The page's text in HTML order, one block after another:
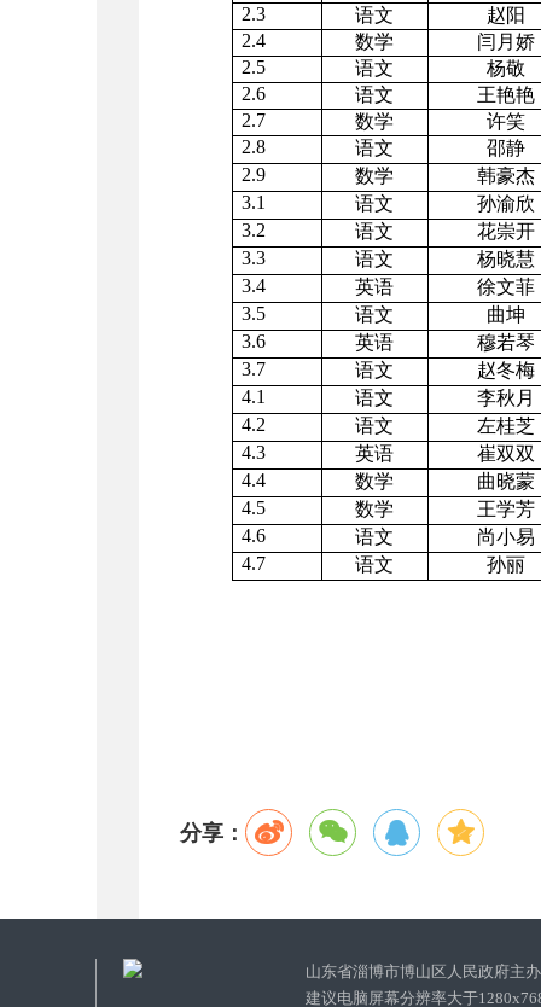
2.3
语文
赵阳
2.4
数学
闫月娇
2.5
语文
杨敬
2.6
语文
王艳艳
2.7
数学
许笑
2.8
语文
邵静
2.9
数学
韩豪杰
3.1
语文
孙渝欣
3.2
语文
花崇开
3.3
语文
杨晓慧
3.4
英语
徐文菲
3.5
语文
曲坤
3.6
英语
穆若琴
3.7
语文
赵冬梅
4.1
语文
李秋月
4.2
语文
左桂芝
4.3
英语
崔双双
4.4
数学
曲晓蒙
4.5
数学
王学芳
4.6
语文
尚小易
4.7
语文 孙丽
分享：
山东省淄博市博山区人民政府
建议电脑屏幕分辨率大于